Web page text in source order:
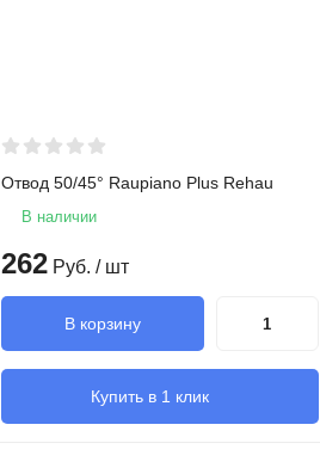
Отвод 50/45° Raupiano Plus Rehau
В наличии
262 Руб. / шт
В корзину
Купить в 1 клик